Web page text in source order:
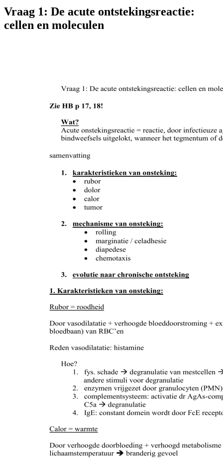
Vraag 1: De acute ontstekingsreactie:
cellen en moleculen